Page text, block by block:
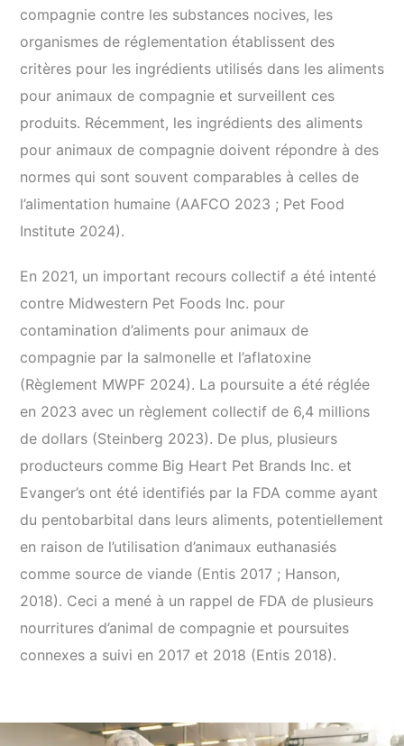
compagnie contre les substances nocives, les
organismes de réglementation établissent des
critères pour les ingrédients utilisés dans les aliments
pour animaux de compagnie et surveillent ces
produits. Récemment, les ingrédients des aliments
pour animaux de compagnie doivent répondre à des
normes qui sont souvent comparables à celles de
l’alimentation humaine (AAFCO 2023 ; Pet Food
Institute 2024).
En 2021, un important recours collectif a été intenté
contre Midwestern Pet Foods Inc. pour
contamination d’aliments pour animaux de
compagnie par la salmonelle et l’aflatoxine
(Règlement MWPF 2024). La poursuite a été réglée
en 2023 avec un règlement collectif de 6,4 millions
de dollars (Steinberg 2023). De plus, plusieurs
producteurs comme Big Heart Pet Brands Inc. et
Evanger’s ont été identifiés par la FDA comme ayant
du pentobarbital dans leurs aliments, potentiellement
en raison de l’utilisation d’animaux euthanasiés
comme source de viande (Entis 2017 ; Hanson,
2018). Ceci a mené à un rappel de FDA de plusieurs
nourritures d’animal de compagnie et poursuites
connexes a suivi en 2017 et 2018 (Entis 2018).